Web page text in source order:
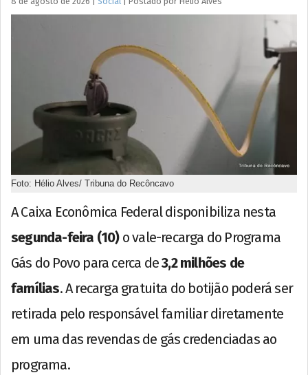
Foto: Hélio Alves/ Tribuna do Recôncavo
A Caixa Econômica Federal disponibiliza nesta
segunda-feira (10)o vale-recarga do Programa
Gás do Povo para cerca de3,2 milhões de
famílias. A recarga gratuita do botijão poderá ser
retirada pelo responsável familiar diretamente
em uma das revendas de gás credenciadas ao
programa.